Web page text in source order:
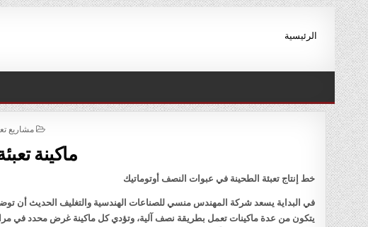
Skip
to
content
الرئيسية
POSTED
مشاريع
ماكينة
خط إنتاج تعبئة الطحينة في عبوات النصف أوتوماتيك
في البداية يسعد شركة المهندس منسي للصناعات الهندسية والتغليف الحديث أن
يتكون من عدة ماكينات تعمل بطريقة نصف آلية، وتؤدي كل ماكينة غرض محدد في